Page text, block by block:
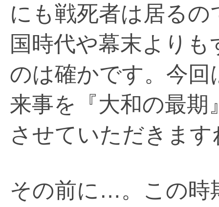
にも戦死者は居る
国時代や幕末より
のは確かです。今
来事を『大和の最
させていただきます
その前に…。この時